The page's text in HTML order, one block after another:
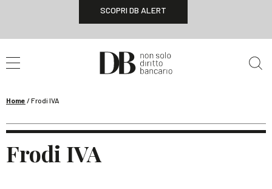
SCOPRI DB ALERT
Home /Frodi IVA
Frodi IVA